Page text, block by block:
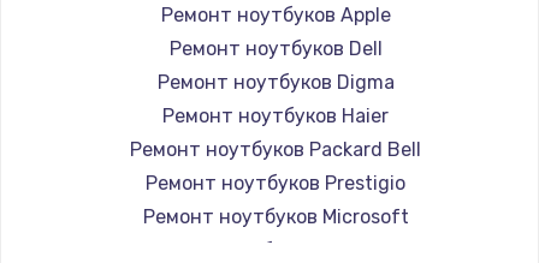
Ремонт ноутбуков Apple
Ремонт ноутбуков Dell
Ремонт ноутбуков Digma
Ремонт ноутбуков Haier
Ремонт ноутбуков Packard Bell
Ремонт ноутбуков Prestigio
Ремонт ноутбуков Microsoft
Ремонт ноутбуков Alienware